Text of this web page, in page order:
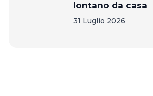
lontano da casa
31 Luglio 2026